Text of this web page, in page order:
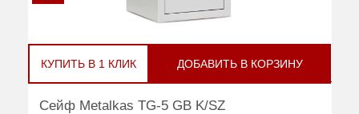
КУПИТЬ В 1 КЛИК ДОБАВИТЬ В КОРЗИНУ
Сейф Metalkas TG-5 GB K/SZ